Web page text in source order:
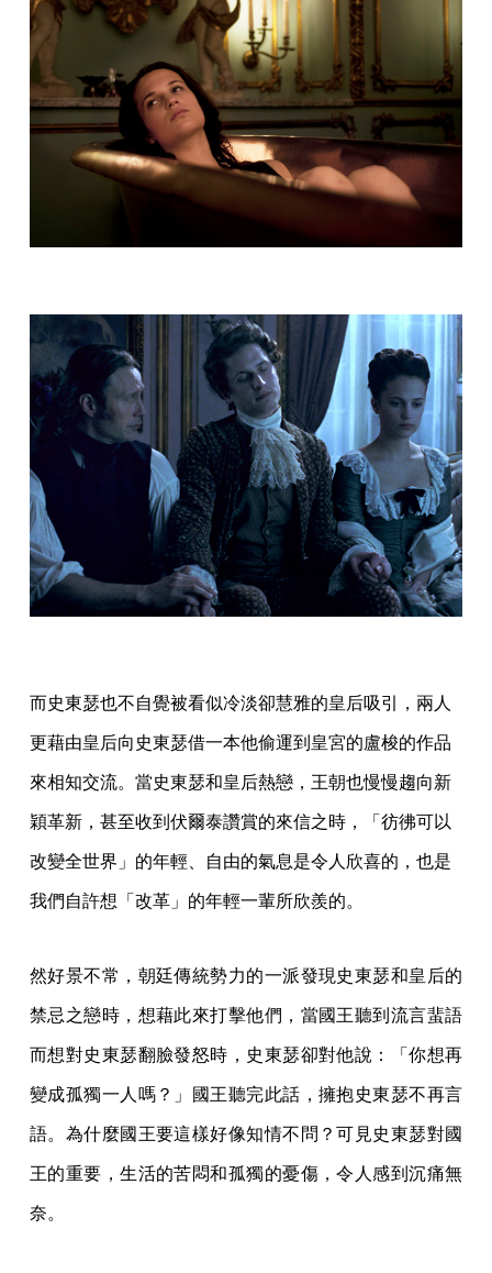
而史東瑟也不自覺被看似冷淡卻慧雅的皇后吸引，兩人
更藉由皇后向史東瑟借一本他偷運到皇宮的盧梭的作品
來相知交流。當史東瑟和皇后熱戀，王朝也慢慢趨向新
穎革新，甚至收到伏爾泰讚賞的來信之時，「彷彿可以
改變全世界」的年輕、自由的氣息是令人欣喜的，也是
我們自許想「改革」的年輕一輩所欣羨的。
然好景不常，朝廷傳統勢力的一派發現史東瑟和皇后的
禁忌之戀時，想藉此來打擊他們，當國王聽到流言蜚語
而想對史東瑟翻臉發怒時，史東瑟卻對他說：「你想再
變成孤獨一人嗎？」國王聽完此話，擁抱史東瑟不再言
語。為什麼國王要這樣好像知情不問？可見史東瑟對國
王的重要，生活的苦悶和孤獨的憂傷，令人感到沉痛無
奈。